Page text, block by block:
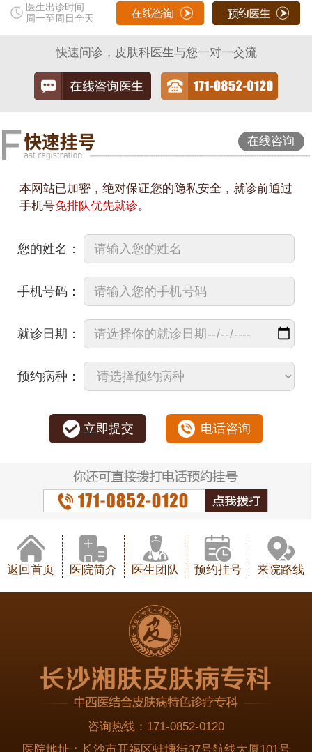
医生出诊时间
周一至周日全天
快速问诊，皮肤科医生与您一对一交流
在线咨询
本网站已加密，绝对保证您的隐私安全，就诊前通过
手机号免排队优先就诊。
您的姓名：
手机号码：
就诊日期：
预约病种：
立即提交 电话咨询
返回首页 医院简介 医生团队 预约挂号 来院路线
咨询热线： 171-0852-0120